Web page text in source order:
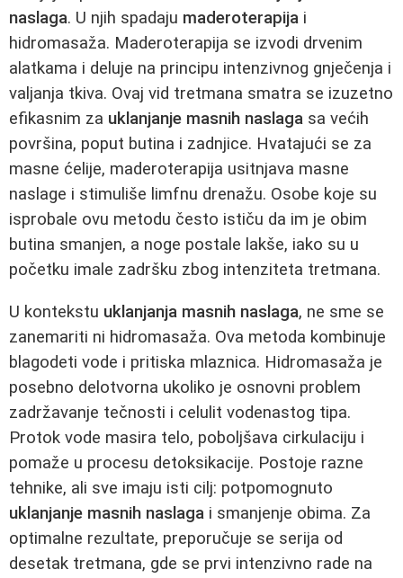
naslaga. U njih spadaju maderoterapija i
hidromasaža. Maderoterapija se izvodi drvenim
alatkama i deluje na principu intenzivnog gnječenja i
valjanja tkiva. Ovaj vid tretmana smatra se izuzetno
efikasnim za uklanjanje masnih naslaga sa većih
površina, poput butina i zadnjice. Hvatajući se za
masne ćelije, maderoterapija usitnjava masne
naslage i stimuliše limfnu drenažu. Osobe koje su
isprobale ovu metodu često ističu da im je obim
butina smanjen, a noge postale lakše, iako su u
početku imale zadršku zbog intenziteta tretmana.
U kontekstu uklanjanja masnih naslaga, ne sme se
zanemariti ni hidromasaža. Ova metoda kombinuje
blagodeti vode i pritiska mlaznica. Hidromasaža je
posebno delotvorna ukoliko je osnovni problem
zadržavanje tečnosti i celulit vodenastog tipa.
Protok vode masira telo, poboljšava cirkulaciju i
pomaže u procesu detoksikacije. Postoje razne
tehnike, ali sve imaju isti cilj: potpomognuto
uklanjanje masnih naslaga i smanjenje obima. Za
optimalne rezultate, preporučuje se serija od
desetak tretmana, gde se prvi intenzivno rade na